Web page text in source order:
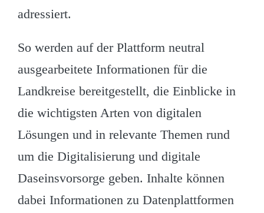
adressiert.
So werden auf der Plattform neutral
ausgearbeitete Informationen für die
Landkreise bereitgestellt, die Einblicke in
die wichtigsten Arten von digitalen
Lösungen und in relevante Themen rund
um die Digitalisierung und digitale
Daseinsvorsorge geben. Inhalte können
dabei Informationen zu Datenplattformen